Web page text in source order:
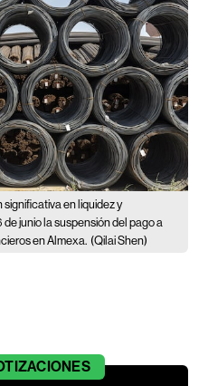
en liquidez y
junio la suspensión del pago a
en Almexa. (Qilai Shen)